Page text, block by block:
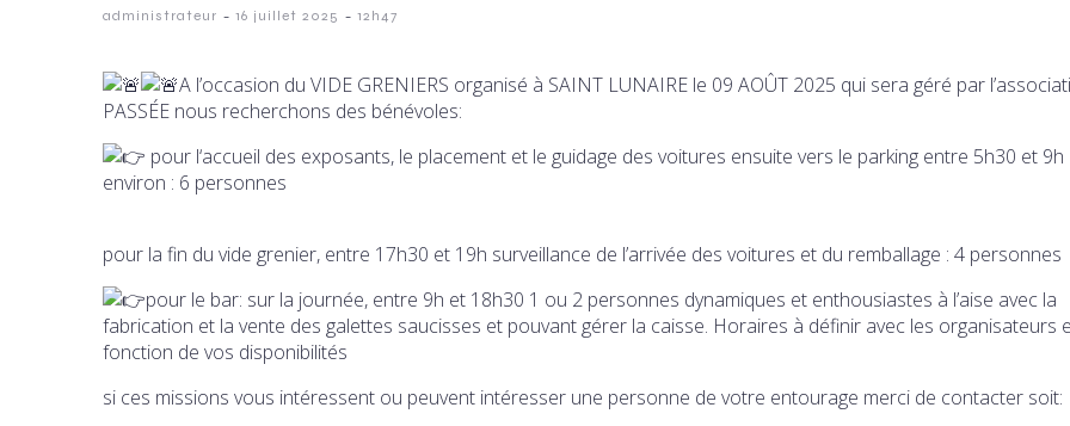
administrateur - 16 juillet 2025 - 12h47
A l’occasion du VIDE GRENIERS organisé à SAINT LUNAIRE le 09 AOÛT 2025 qui sera géré par
PASSÉE nous recherchons des bénévoles:
pour l‘accueil des exposants, le placement et le guidage des voitures ensuite vers le parking entre 5h30 et 9h
environ : 6 personnes
pour la fin du vide grenier, entre 17h30 et 19h surveillance de l’arrivée des voitures et du remballage : 4 personnes
pour le bar: sur la journée, entre 9h et 18h30 1 ou 2 personnes dynamiques et enthousiastes à l’aise avec la
fabrication et la vente des galettes saucisses et pouvant gérer la caisse. Horaires à définir avec les organisateurs
fonction de vos disponibilités
si ces missions vous intéressent ou peuvent intéresser une personne de votre entourage merci de contacter soit: